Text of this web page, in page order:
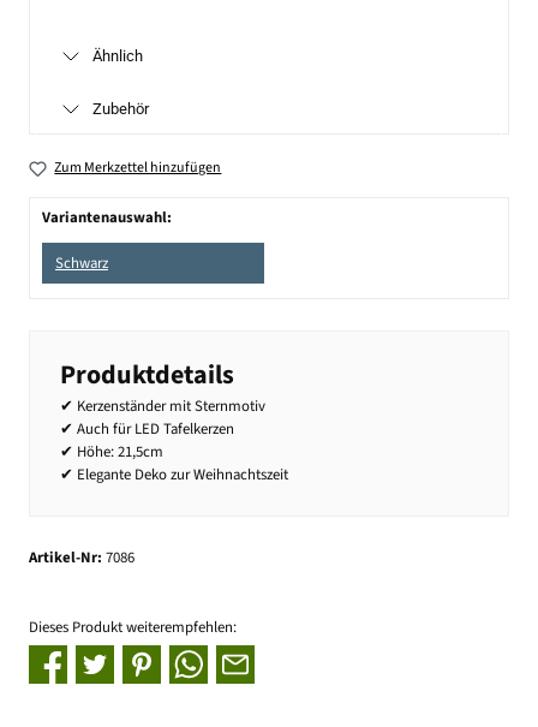
Ähnlich
Zubehör
Zum Merkzettel hinzufügen
Variantenauswahl:
Schwarz
Produktdetails
✔ Kerzenständer mit Sternmotiv
✔ Auch für LED Tafelkerzen
✔ Höhe: 21,5cm
✔ Elegante Deko zur Weihnachtszeit
Artikel-Nr: 7086
Dieses Produkt weiterempfehlen: